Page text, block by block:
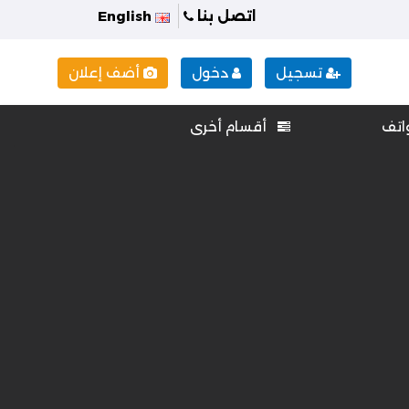
اتصل بنا
تسجيل دخول أضف إعلان
أقسام أخرى